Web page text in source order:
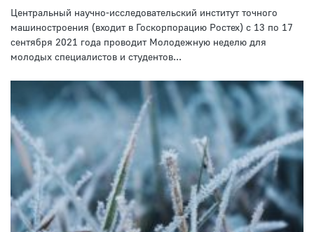
Центральный научно-исследовательский институт точного
машиностроения (входит в Госкорпорацию Ростех) с 13 по 17
сентября 2021 года проводит Молодежную неделю для
молодых специалистов и студентов...